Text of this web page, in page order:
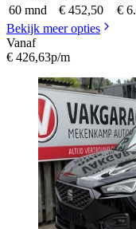
60 mnd
€ 452,50
€
Bekijk meer opties
Vanaf
€ 426,63p/m